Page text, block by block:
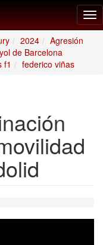
2024
Agresión
de Barcelona
f1 federico viñas